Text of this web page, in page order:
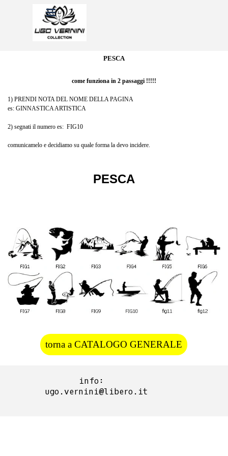
Salta menù
PESCA
come funziona in 2 passaggi !!!!!
1) PRENDI NOTA DEL NOME DELLA PAGINA
es: GINNASTICA ARTISTICA
2) segnati il numero es: FIG10
comunicamelo e decidiamo su quale forma la devo incidere.
PESCA
torna a CATALOGO GENERALE
info:
ugo.vernini@libero.it